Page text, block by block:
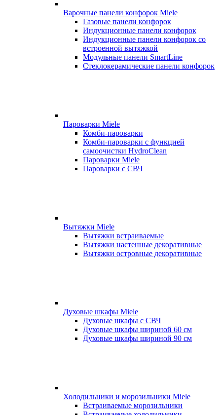
Варочные панели конфорок Miele
Газовые панели конфорок
Индукционные панели конфорок
Индукционные панели конфорок со
встроенной вытяжкой
Модульные панели SmartLine
Стеклокерамические панели конфорок
Пароварки Miele
Комби-пароварки
Комби-пароварки с функцией
самоочистки HydroClean
Пароварки Miele
Пароварки с СВЧ
Вытяжки Miele
Вытяжки встраиваемые
Вытяжки настенные декоративные
Вытяжки островные декоративные
Духовые шкафы Miele
Духовые шкафы с СВЧ
Духовые шкафы шириной 60 см
Духовые шкафы шириной 90 см
Холодильники и морозильники Miele
Встраиваемые морозильники